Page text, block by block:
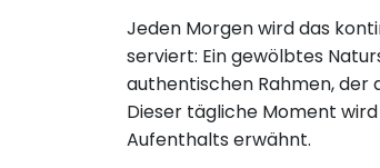
Jeden Morgen wird das
serviert: Ein gewölbtes
authentischen Rahmen, der
Dieser tägliche Moment
Aufenthalts erwähnt.